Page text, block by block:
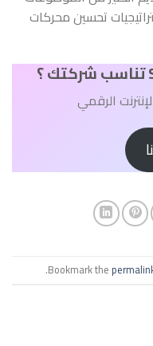
تحسين محركات
الرقمي
.